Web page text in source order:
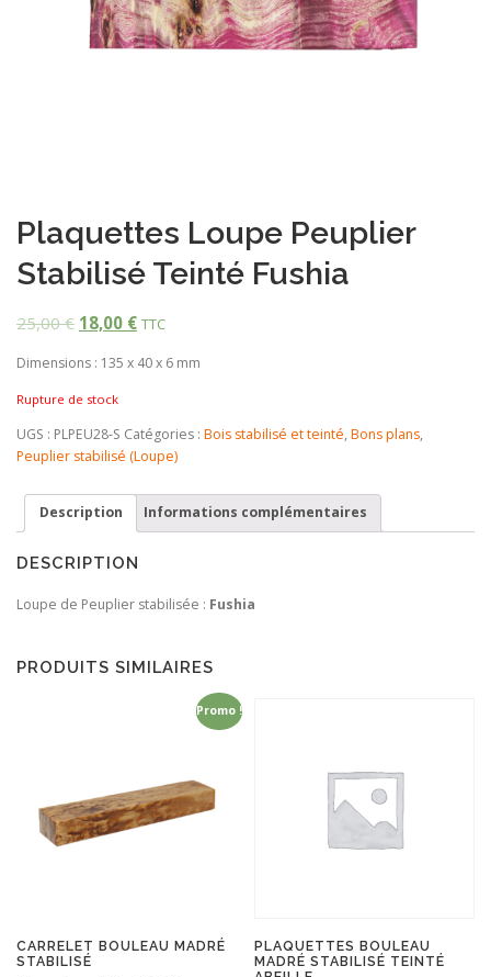
Plaquettes Loupe Peuplier
Stabilisé Teinté Fushia
25,00€ 18,00 € TTC
Dimensions : 135 x 40 x 6 mm
Rupture de stock
UGS : PLPEU28-S Catégories : Bois stabilisé et teinté, Bons plans,
Peuplier stabilisé (Loupe)
Description Informations complémentaires
DESCRIPTION
Loupe de Peuplier stabilisée : Fushia
PRODUITS SIMILAIRES
Promo !
CARRELET BOULEAU MADRÉ
STABILISÉ
PLAQUETTES BOULEAU
MADRÉ STABILISÉ TEINTÉ